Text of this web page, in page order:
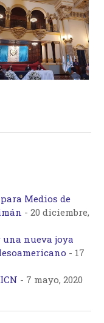
Medios de
-20 diciembre,
nueva joya
- 17
- 7 mayo, 2020